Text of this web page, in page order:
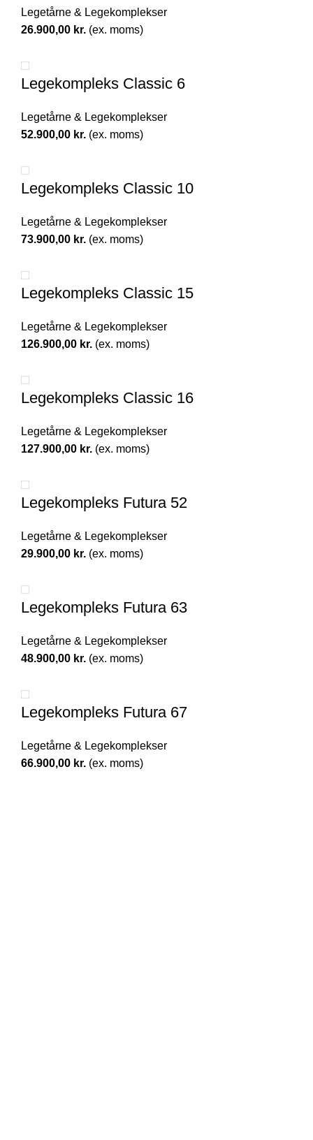
Legetårne & Legekomplekser
26.900,00 kr. (ex. moms)
Legekompleks Classic 6
Legetårne & Legekomplekser
52.900,00 kr. (ex. moms)
Legekompleks Classic 10
Legetårne & Legekomplekser
73.900,00 kr. (ex. moms)
Legekompleks Classic 15
Legetårne & Legekomplekser
126.900,00 kr. (ex. moms)
Legekompleks Classic 16
Legetårne & Legekomplekser
127.900,00 kr. (ex. moms)
Legekompleks Futura 52
Legetårne & Legekomplekser
29.900,00 kr. (ex. moms)
Legekompleks Futura 63
Legetårne & Legekomplekser
48.900,00 kr. (ex. moms)
Legekompleks Futura 67
Legetårne & Legekomplekser
66.900,00 kr. (ex. moms)